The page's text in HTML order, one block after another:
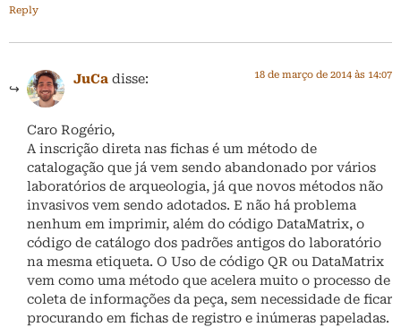
Reply
JuCa disse: 18 de março de 2014 às 14:07
Caro Rogério,
A inscrição direta nas fichas é um método de
catalogação que já vem sendo abandonado por vários
laboratórios de arqueologia, já que novos métodos não
invasivos vem sendo adotados. E não há problema
nenhum em imprimir, além do código DataMatrix, o
código de catálogo dos padrões antigos do laboratório
na mesma etiqueta. O Uso de código QR ou DataMatrix
vem como uma método que acelera muito o processo de
coleta de informações da peça, sem necessidade de ficar
procurando em fichas de registro e inúmeras papeladas.